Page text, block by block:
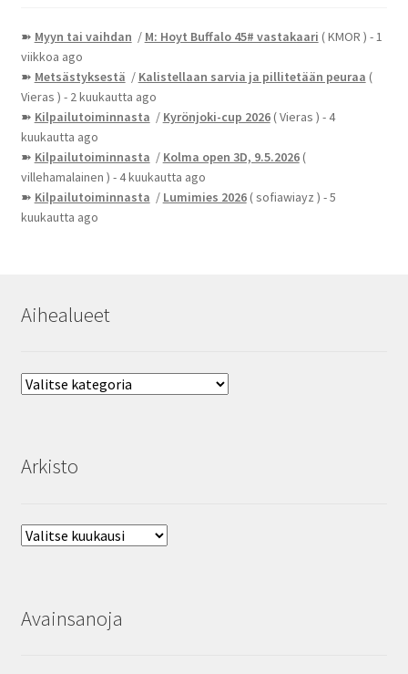
➽ Myyn tai vaihdan / M: Hoyt Buffalo 45# vastakaari ( KMOR ) - 1
viikkoa ago
➽ Metsästyksestä / Kalistellaan sarvia ja pillitetään peuraa (
Vieras ) - 2 kuukautta ago
➽ Kilpailutoiminnasta / Kyrönjoki-cup 2026( Vieras ) - 4
kuukautta ago
➽ Kilpailutoiminnasta / Kolma open 3D, 9.5.2026(
villehamalainen ) - 4 kuukautta ago
➽ Kilpailutoiminnasta / Lumimies 2026( sofiawiayz ) - 5
kuukautta ago
Aihealueet
Aihealueet
Arkisto
Arkisto
Avainsanoja